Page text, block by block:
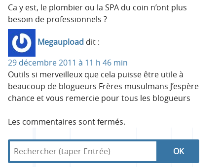
Ca y est, le plombier ou la SPA du coin n’ont plus
besoin de professionnels ?
Megaupload dit :
29 décembre 2011 à 11 h 46 min
Outils si merveilleux que cela puisse être utile à
beaucoup de blogueurs Frères musulmans J’espère
chance et vous remercie pour tous les blogueurs
Les commentaires sont fermés.
R
R
d